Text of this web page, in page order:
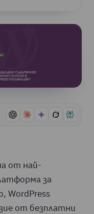
от най-
за
WordPress
от безплатни